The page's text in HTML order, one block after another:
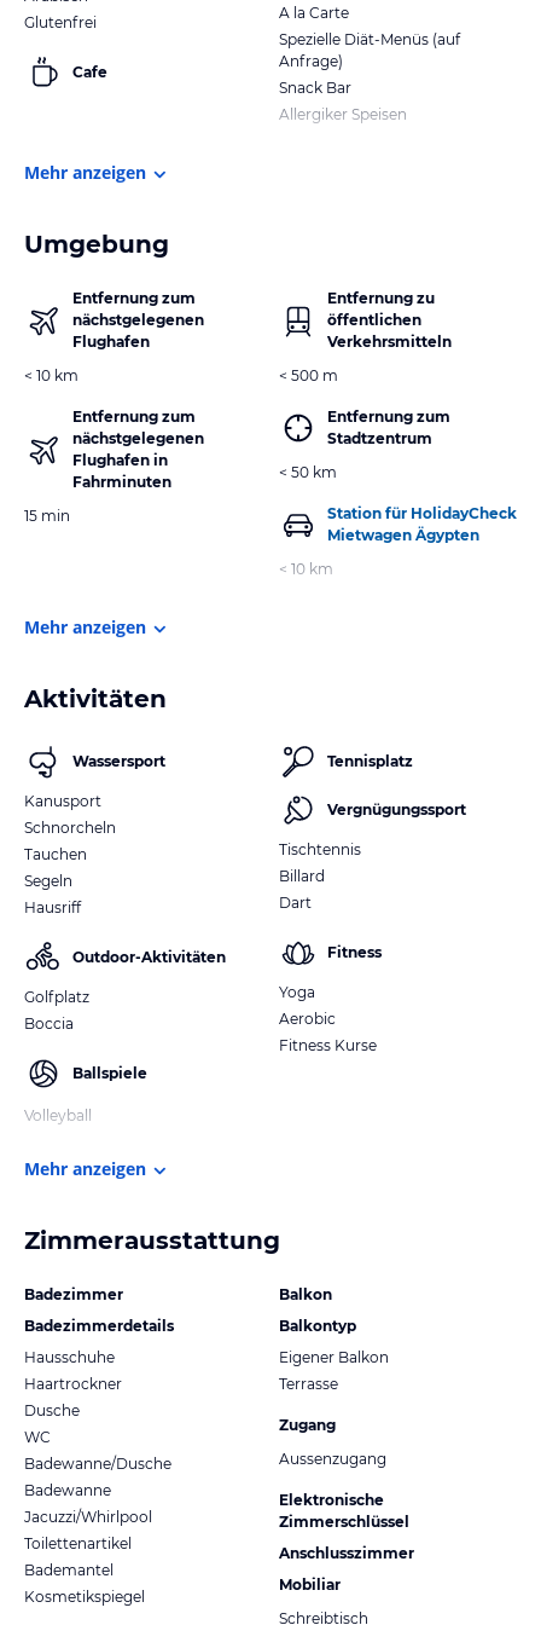
Glutenfrei
Cafe
A la Carte
Spezielle Diät-Menüs (auf
Anfrage)
Snack Bar
Allergiker Speisen
Mehr anzeigen
Umgebung
Entfernung zum
nächstgelegenen
Flughafen
< 10 km
Entfernung zum
nächstgelegenen
Flughafen in
Fahrminuten
15 min
Entfernung zu
öffentlichen
Verkehrsmitteln
< 500 m
Entfernung zum
Stadtzentrum
< 50 km
Station für HolidayCheck
Mietwagen Ägypten
< 10 km
Mehr anzeigen
Aktivitäten
Wassersport
Kanusport
Schnorcheln
Tauchen
Segeln
Hausriff
Outdoor-Aktivitäten
Golfplatz
Boccia
Ballspiele
Volleyball
Tennisplatz
Vergnügungssport
Tischtennis
Billard
Dart
Fitness
Yoga
Aerobic
Fitness Kurse
Mehr anzeigen
Zimmerausstattung
Badezimmer
Badezimmerdetails
Hausschuhe
Haartrockner
Dusche
WC
Badewanne/Dusche
Badewanne
Jacuzzi/Whirlpool
Toilettenartikel
Bademantel
Kosmetikspiegel
Balkon
Balkontyp
Eigener Balkon
Terrasse
Zugang
Aussenzugang
Elektronische
Zimmerschlüssel
Anschlusszimmer
Mobiliar
Schreibtisch